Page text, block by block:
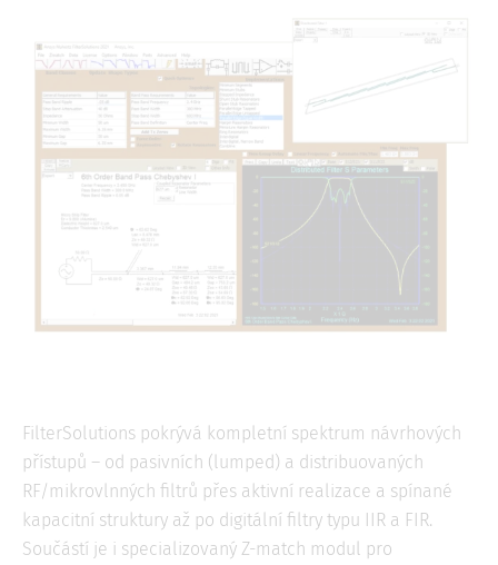
FilterSolutions pokrývá kompletní spektrum návrhových
přístupů – od pasivních (lumped) a distribuovaných
RF/mikrovlnných filtrů přes aktivní realizace a spínané
kapacitní struktury až po digitální filtry typu IIR a FIR.
Součástí je i specializovaný Z-match modul pro